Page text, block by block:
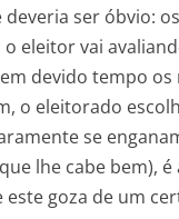
ser óbvio:
eleitor vai
devido tempo os
o eleitorado
se
lhe cabe bem),
goza de um